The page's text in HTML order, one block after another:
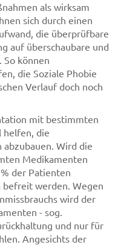
als wirksam
sich durch einen
die überprüfbare
auf überschaubare und
So können
die Soziale Phobie
Verlauf doch noch
mit bestimmten
helfen, die
Wird die
Medikamenten
der Patienten
werden. Wegen
wird der
- sog.
und nur für
Angesichts der